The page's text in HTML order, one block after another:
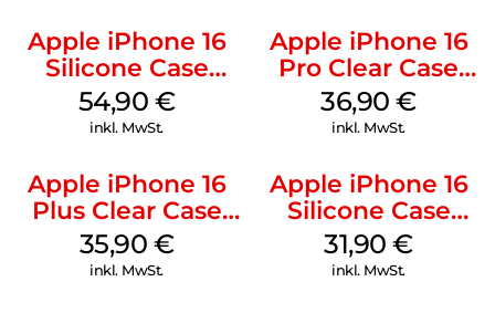
Apple iPhone 16
Silicone Case
MagSafe Lake
Green
54,90 €
inkl. MwSt.
Apple iPhone 16
Pro Clear Case
MagSafe
Transparent
36,90€
inkl. MwSt.
Apple iPhone 16
Plus Clear Case
MagSafe
Transparent
35,90 €
inkl. MwSt.
Apple iPhone 16
Silicone Case
MagSafe Fuchsia
31,90€
inkl. MwSt.